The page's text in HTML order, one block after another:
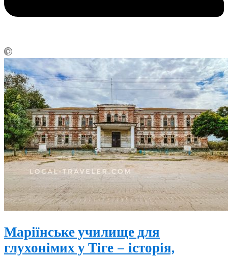
Маріїнське училище для
глухонімих у Тіге – історія,